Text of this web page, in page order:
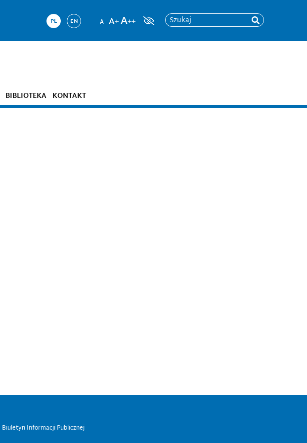
PL EN Szukaj
BIBLIOTEKA KONTAKT
Biuletyn Informacji Publicznej